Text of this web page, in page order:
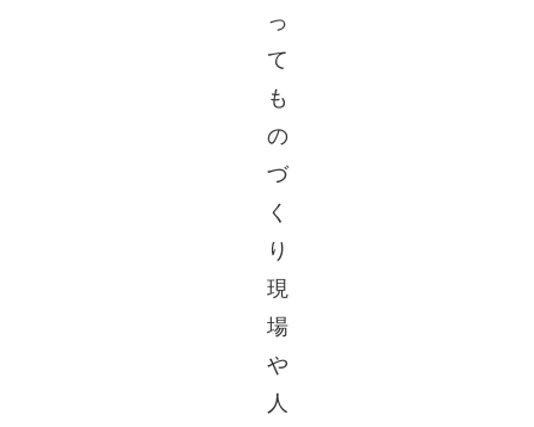
っ
て
も
の
づ
く
り
現
場
や
人